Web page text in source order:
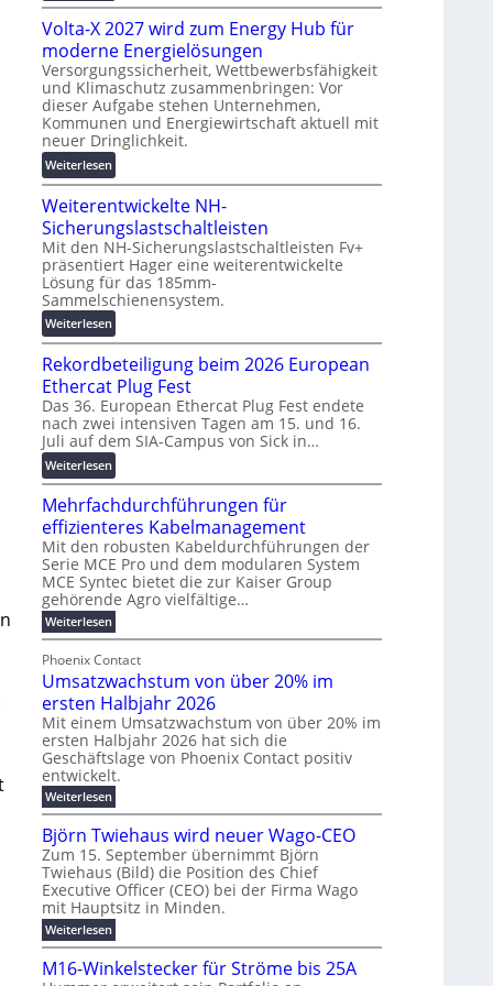
g
s
l
ö
s
u
n
g
e
n
z
u
n
d
d
i
g
i
a
l
e
T
r
a
n
p
a
r
e
n
z
M
a
s
c
h
i
n
e
n
b
a
u
:
F
o
r
s
c
h
u
n
g
s
f
ö
r
d
e
r
u
n
g
b
r
a
u
c
h
t
m
e
h
r
T
e
m
p
o
u
n
Volta-X 2027 wird zum Energy Hub für
moderne Energielösungen
Versorgungssicherheit, Wettbewerbsfähigkeit
und Klimaschutz zusammenbringen: Vor
dieser Aufgabe stehen Unternehmen,
Kommunen und Energiewirtschaft aktuell mit
neuer Dringlichkeit.
Weiterlesen:
V
o
l
t
a
-
X
2
0
2
7
w
i
r
z
u
n
e
r
g
y
H
u
b
f
ü
r
m
o
d
e
r
n
e
E
n
r
Weiterentwickelte NH-
Sicherungslastschaltleisten
Mit den NH-Sicherungslastschaltleisten Fv+
präsentiert Hager eine weiterentwickelte
Lösung für das 185mm-
Sammelschienensystem.
Weiterlesen:
W
e
i
t
e
r
n
t
w
i
c
k
e
l
t
e
N
H
-
S
i
c
h
e
r
u
n
g
s
l
s
Rekordbeteiligung beim 2026 European
Ethercat Plug Fest
Das 36. European Ethercat Plug Fest endete
nach zwei intensiven Tagen am 15. und 16.
Juli auf dem SIA-Campus von Sick in…
Weiterlesen:
R
e
k
o
r
d
b
e
t
e
i
l
i
g
u
n
g
b
e
i
m
2
0
2
6
E
Mehrfachdurchführungen für
effizienteres Kabelmanagement
Mit den robusten Kabeldurchführungen der
Serie MCE Pro und dem modularen System
MCE Syntec bietet die zur Kaiser Group
gehörende Agro vielfältige…
Weiterlesen:
M
h
r
f
a
c
h
d
u
r
c
h
f
ü
h
u
n
g
e
n
f
Phoenix Contact
Umsatzwachstum von über 20% im
ersten Halbjahr 2026
Mit einem Umsatzwachstum von über 20% im
ersten Halbjahr 2026 hat sich die
Geschäftslage von Phoenix Contact positiv
entwickelt.
Weiterlesen:
U
m
s
a
z
w
a
c
h
s
t
Björn Twiehaus wird neuer Wago-CEO
Zum 15. September übernimmt Björn
Twiehaus (Bild) die Position des Chief
Executive Officer (CEO) bei der Firma Wago
mit Hauptsitz in Minden.
Weiterlesen:
B
ö
M16-Winkelstecker für Ströme bis 25A